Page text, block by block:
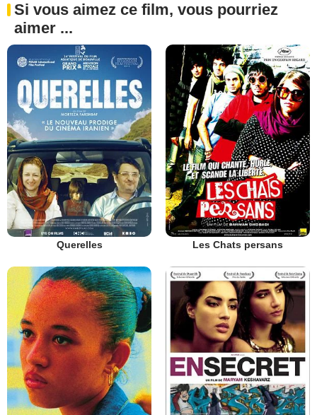
Si vous aimez ce film, vous pourriez
aimer ...
Querelles Les Chats persans